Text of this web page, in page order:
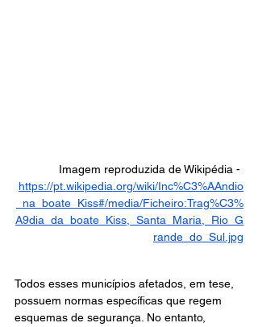
Imagem reproduzida de Wikipédia -
https://pt.wikipedia.org/wiki/Inc%C3%AAndio
_na_boate_Kiss#/media/Ficheiro:Trag%C3%
A9dia_da_boate_Kiss,_Santa_Maria,_Rio_G
rande_do_Sul.jpg
Todos esses municípios afetados, em tese,
possuem normas específicas que regem
esquemas de segurança. No entanto,